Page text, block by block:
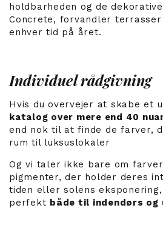
holdbarheden og de
Concrete, forvandler
enhver tid på året.
Individuel rådgivning
Hvis du overvejer at skabe et
katalog over mere end 40
end nok til at finde de farver,
rum til luksuslokaler
Og vi taler ikke bare om
pigmenter, der holder deres
tiden eller solens
perfekt både til indendørs og